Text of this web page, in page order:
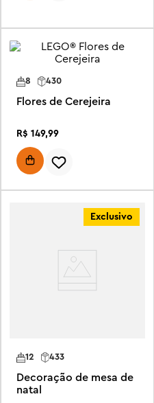
8 430
Flores de Cerejeira
R$ 149,99
Exclusivo
433
12
Decoração de mesa de
natal